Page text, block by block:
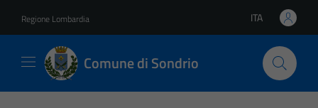
Regione Lombardia Lingua attiva:
ITA
Comune di Sondrio